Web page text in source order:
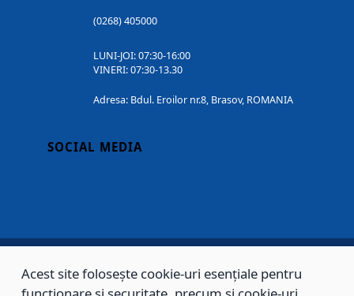
(0268) 405000
LUNI-JOI: 07:30-16:00
VINERI: 07:30-13.30
Adresa: Bdul. Eroilor nr.8, Brasov, ROMANIA
SOCIAL MEDIA
Copyright © 2002 - 2026 - PRIMĂRIA MUNICIPIULUI BRAȘOV, toate drepturile
Acest site folosește cookie-uri esențiale pentru